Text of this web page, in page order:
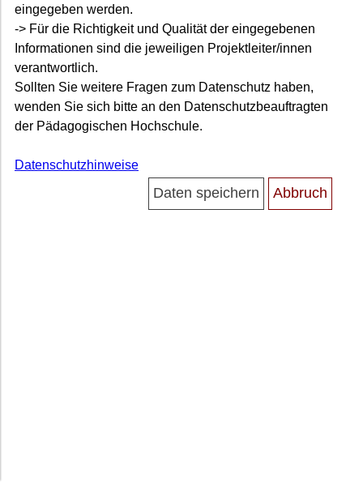
eingegeben werden.
-> Für die Richtigkeit und Qualität der eingegebenen
Informationen sind die jeweiligen Projektleiter/innen
verantwortlich.
Sollten Sie weitere Fragen zum Datenschutz haben,
wenden Sie sich bitte an den Datenschutzbeauftragten
der Pädagogischen Hochschule.
Datenschutzhinweise